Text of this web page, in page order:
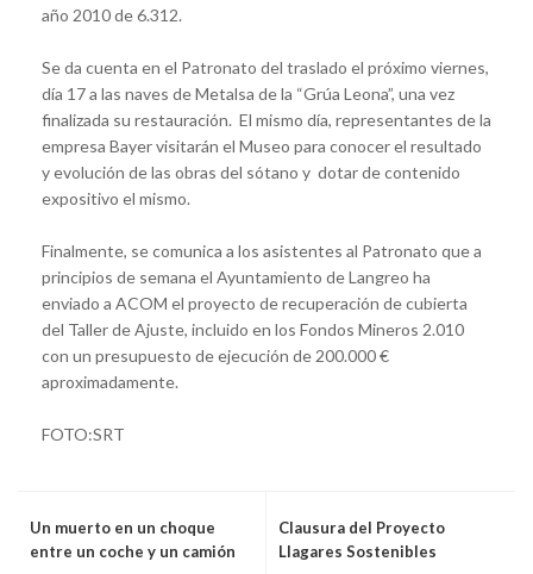
año 2010 de 6.312.
Se da cuenta en el Patronato del traslado el próximo viernes,
día 17 a las naves de Metalsa de la “Grúa Leona”, una vez
finalizada su restauración. El mismo día, representantes de la
empresa Bayer visitarán el Museo para conocer el resultado
y evolución de las obras del sótano y dotar de contenido
expositivo el mismo.
Finalmente, se comunica a los asistentes al Patronato que a
principios de semana el Ayuntamiento de Langreo ha
enviado a ACOM el proyecto de recuperación de cubierta
del Taller de Ajuste, incluido en los Fondos Mineros 2.010
con un presupuesto de ejecución de 200.000 €
aproximadamente.
FOTO:SRT
Un muerto en un choque
entre un coche y un camión
Clausura del Proyecto
Llagares Sostenibles